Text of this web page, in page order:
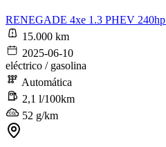
RENEGADE 4xe 1.3 PHEV
15.000 km
2025-06-10
eléctrico / gasolina
Automática
2,1 l/100km
52 g/km